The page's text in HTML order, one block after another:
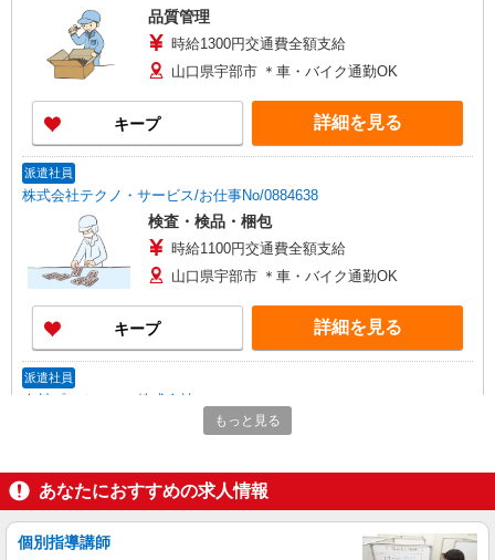
品質管理
時給1300円交通費全額支給
山口県宇部市 ＊車・バイク通勤OK
キープ 詳細を見る
派遣社員
株式会社テクノ・サービス/お仕事No/0884638
検査・検品・梱包
時給1100円交通費全額支給
山口県宇部市 ＊車・バイク通勤OK
キープ 詳細を見る
派遣社員
人材プロオフィス株式会社
自動車用不織布の目視検査スタッフ
×8h×20日+残業32h+深夜20h) ＜参考＞ 割増賃金
(時給+割増) ・残業時：1,625円 ・深夜時(22時〜
翌5時)：1,625円 ・深夜残業時：1,950円
山口県宇部市大字山中字甲石700‐12
詳細を見る
もっと見る
あなたにおすすめの求人情報
個別指導講師